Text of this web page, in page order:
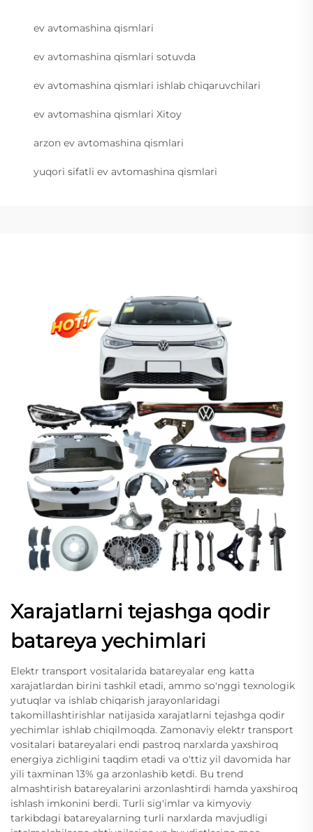
ev avtomashina qismlari
ev avtomashina qismlari sotuvda
ev avtomashina qismlari ishlab chiqaruvchilari
ev avtomashina qismlari Xitoy
arzon ev avtomashina qismlari
yuqori sifatli ev avtomashina qismlari
Xarajatlarni tejashga qodir
batareya yechimlari
Elektr transport vositalarida batareyalar eng katta
xarajatlardan birini tashkil etadi, ammo so'nggi texnologik
yutuqlar va ishlab chiqarish jarayonlaridagi
takomillashtirishlar natijasida xarajatlarni tejashga qodir
yechimlar ishlab chiqilmoqda. Zamonaviy elektr transport
vositalari batareyalari endi pastroq narxlarda yaxshiroq
energiya zichligini taqdim etadi va o'ttiz yil davomida har
yili taxminan 13% ga arzonlashib ketdi. Bu trend
almashtirish batareyalarini arzonlashtirdi hamda yaxshiroq
ishlash imkonini berdi. Turli sig'imlar va kimyoviy
tarkibdagi batareyalarning turli narxlarda mavjudligi